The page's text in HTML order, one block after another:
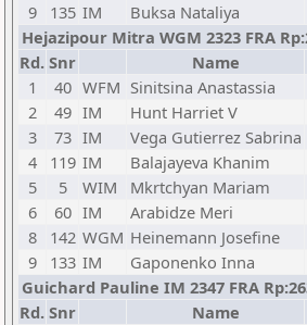
9
135 IM Buksa Nataliya
Hejazipour Mitra WGM 2323 FRA
Rd. Snr Name
1
40 WFM Sinitsina Anastassia
2
49 IM Hunt Harriet V
3
73 IM Vega Gutierrez Sabrina
4
119 IM Balajayeva Khanim
5
5 WIM Mkrtchyan Mariam
6
60 IM Arabidze Meri
8
142 WGM Heinemann Josefine
9
133 IM Gaponenko Inna
Guichard Pauline IM 2347 FRA
Rd. Snr Name